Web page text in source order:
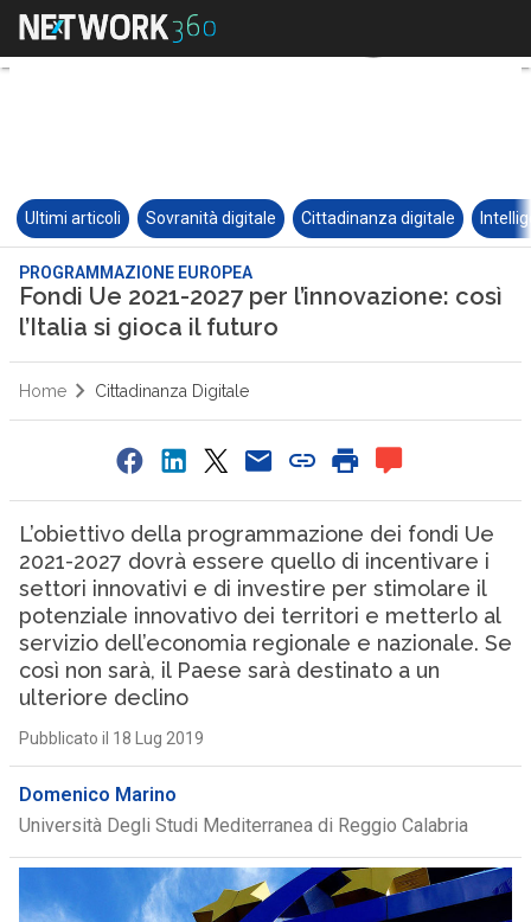
Ultimi articoli Sovranità digitale Cittadinanza digitale
PROGRAMMAZIONE EUROPEA
Fondi Ue 2021-2027 per l’innovazione: così
l’Italia si gioca il futuro
Home Cittadinanza Digitale
L’obiettivo della programmazione dei fondi Ue
2021-2027 dovrà essere quello di incentivare i
settori innovativi e di investire per stimolare il
potenziale innovativo dei territori e metterlo al
servizio dell’economia regionale e nazionale. Se
così non sarà, il Paese sarà destinato a un
ulteriore declino
Pubblicato il 18 Lug 2019
Domenico Marino
Università Degli Studi Mediterranea di Reggio Calabria